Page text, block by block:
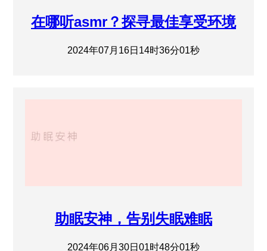
在哪听asmr？探寻最佳享受环境
2024年07月16日14时36分01秒
助眠安神，告别失眠难眠
2024年06月30日01时48分01秒